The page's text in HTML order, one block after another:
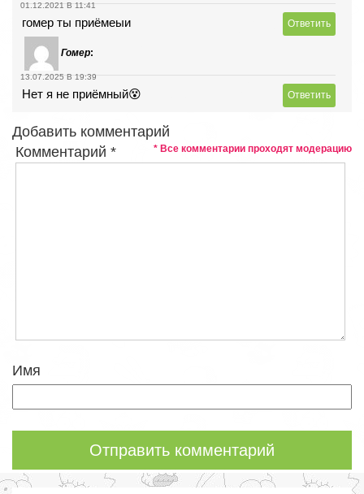
01.12.2021 В 11:41
гомер ты приёмеыи Ответить
Гомер:
13.07.2025 В 19:39
Нет я не приёмный😵 Ответить
Добавить комментарий
* Все комментарии проходят модерацию
Комментарий*
Имя